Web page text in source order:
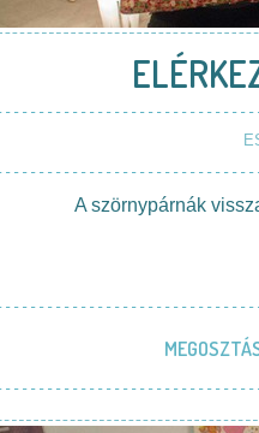
A szörnypárnák